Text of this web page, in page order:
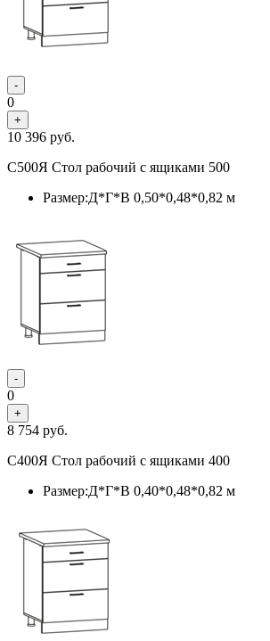
-
0
+
10 396 руб.
С500Я Стол рабочий с ящиками 500
Размер:Д*Г*В 0,50*0,48*0,82 м
-
0
+
8 754 руб.
С400Я Стол рабочий с ящиками 400
Размер:Д*Г*В 0,40*0,48*0,82 м